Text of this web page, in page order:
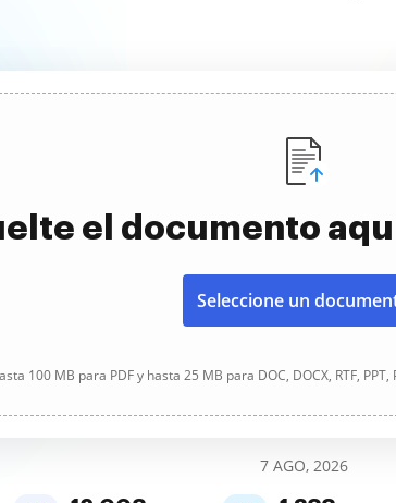
el documento
Seleccione un
100 MB para PDF y hasta 25 MB para DOC, DOCX, RTF, PPT,
7 AGO, 2026